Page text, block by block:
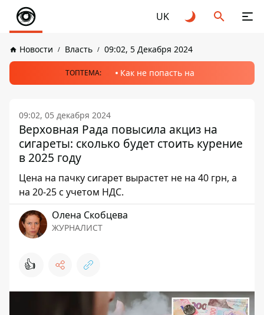
UK
Новости Власть 09:02, 5 Декабря 2024
ТОПТЕМА: Как не попасть на
09:02, 05 декабря 2024
Верховная Рада повысила акциз на
сигареты: сколько будет стоить курение
в 2025 году
Цена на пачку сигарет вырастет не на 40 грн, а
на 20-25 с учетом НДС.
Олена Скобцева
ЖУРНАЛИСТ
👍